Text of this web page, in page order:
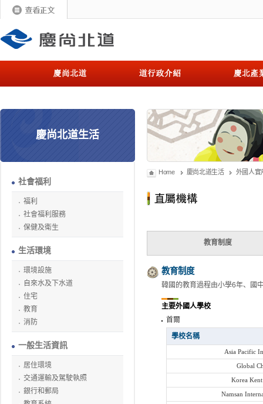
慶尚北道生活
社會福利
福利
社會福利服務
保健及衛生
生活環境
環境設施
自來水及下水道
住宅
教育
消防
一般生活資訊
居住環境
交通運輸及駕駛執照
銀行和郵局
Home 慶尚北道生活 外國人實
教育制度
教育制度
韓國的教育過程由小學6年、國
主要外國人學校
首爾
學校名稱
Asia Pacific
Global
Korea
Namsan